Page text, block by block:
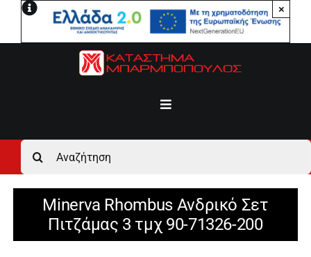
Μετάβαση
×
Toggle
Αρχική
Ανδρικά
Γυναικεία
Αναζήτηση
για:
Minerva Rhombus Ανδρικό Σετ
Πιτζάμας 3 τμχ 90-71326-200